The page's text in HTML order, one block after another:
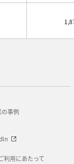
事例
利用にあたって